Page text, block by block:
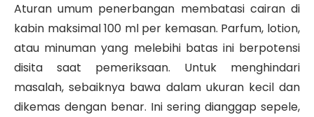
Aturan umum penerbangan membatasi cairan di
kabin maksimal 100 ml per kemasan. Parfum, lotion,
atau minuman yang melebihi batas ini berpotensi
disita saat pemeriksaan. Untuk menghindari
masalah, sebaiknya bawa dalam ukuran kecil dan
dikemas dengan benar. Ini sering dianggap sepele,